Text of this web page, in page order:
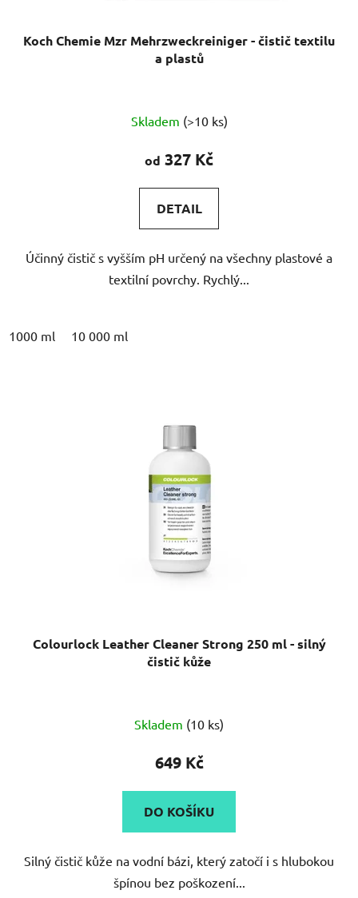
Koch Chemie Mzr Mehrzweckreiniger - čistič textilu
a plastů
hodnocení
produktu
4,9
z
hvězdiček.
Skladem (>10 ks)
od 327 Kč
DETAIL
Účinný čistič s vyšším pH určený na všechny plastové a
textilní povrchy. Rychlý...
1000 ml 10 000 ml
Colourlock Leather Cleaner Strong 250 ml - silný
čistič kůže
hodnocení
produktu
5,0
z
hvězdiček.
Skladem (10 ks)
649 Kč
DO KOŠÍKU
Silný čistič kůže na vodní bázi, který zatočí i s hlubokou
špínou bez poškození...